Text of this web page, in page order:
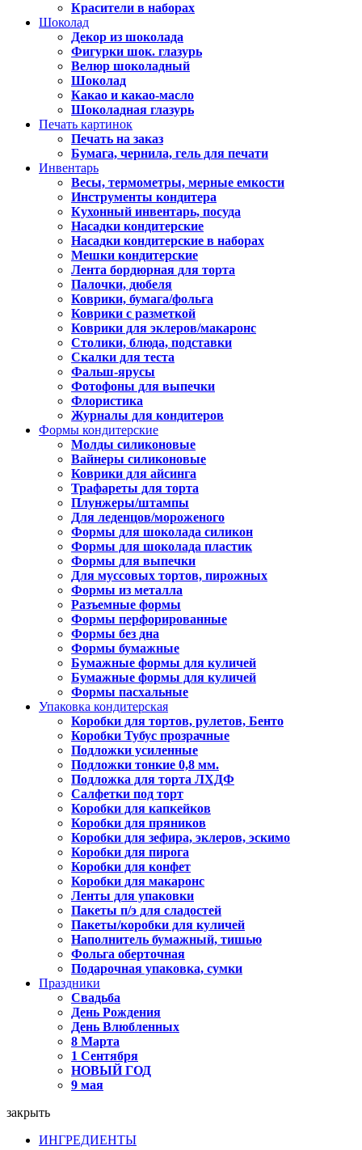
Красители в наборах
Шоколад
Декор из шоколада
Фигурки шок. глазурь
Велюр шоколадный
Шоколад
Какао и какао-масло
Шоколадная глазурь
Печать картинок
Печать на заказ
Бумага, чернила, гель для печати
Инвентарь
Весы, термометры, мерные емкости
Инструменты кондитера
Кухонный инвентарь, посуда
Насадки кондитерские
Насадки кондитерские в наборах
Мешки кондитерские
Лента бордюрная для торта
Палочки, дюбеля
Коврики, бумага/фольга
Коврики с разметкой
Коврики для эклеров/макаронс
Столики, блюда, подставки
Скалки для теста
Фальш-ярусы
Фотофоны для выпечки
Флористика
Журналы для кондитеров
Формы кондитерские
Молды силиконовые
Вайнеры силиконовые
Коврики для айсинга
Трафареты для торта
Плунжеры/штампы
Для леденцов/мороженого
Формы для шоколада силикон
Формы для шоколада пластик
Формы для выпечки
Для муссовых тортов, пирожных
Формы из металла
Разъемные формы
Формы перфорированные
Формы без дна
Формы бумажные
Бумажные формы для куличей
Бумажные формы для куличей
Формы пасхальные
Упаковка кондитерская
Коробки для тортов, рулетов, Бенто
Коробки Тубус прозрачные
Подложки усиленные
Подложки тонкие 0,8 мм.
Подложка для торта ЛХДФ
Салфетки под торт
Коробки для капкейков
Коробки для пряников
Коробки для зефира, эклеров, эскимо
Коробки для пирога
Коробки для конфет
Коробки для макаронс
Ленты для упаковки
Пакеты п/э для сладостей
Пакеты/коробки для куличей
Наполнитель бумажный, тишью
Фольга оберточная
Подарочная упаковка, сумки
Праздники
Свадьба
День Рождения
День Влюбленных
8 Марта
1 Сентября
НОВЫЙ ГОД
9 мая
закрыть
ИНГРЕДИЕНТЫ